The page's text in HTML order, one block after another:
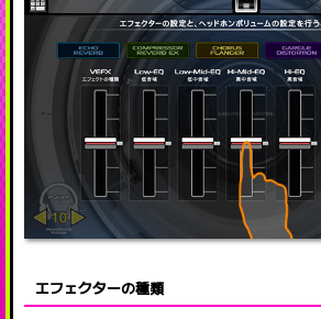
エフェクターの種類